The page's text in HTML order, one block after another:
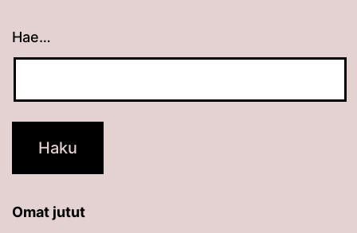
Hae…
Kun tuloksia tulee, voit selata niitä
Omat jutut